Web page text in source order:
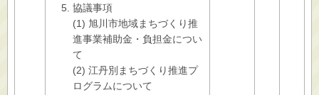
協議事項
(1) 旭川市地域まちづくり推
進事業補助金・負担金につい
て
(2) 江丹別まちづくり推進プ
ログラムについて